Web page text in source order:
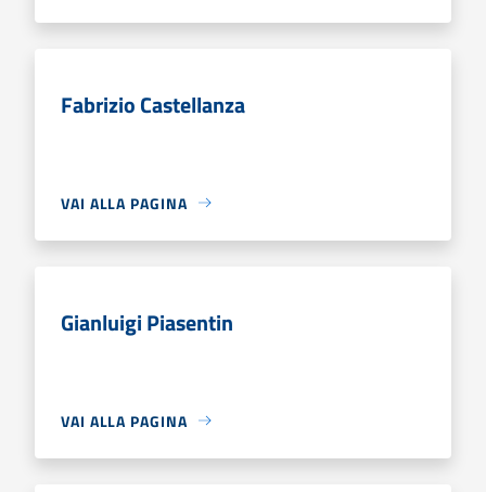
Fabrizio Castellanza
VAI ALLA PAGINA
Gianluigi Piasentin
VAI ALLA PAGINA